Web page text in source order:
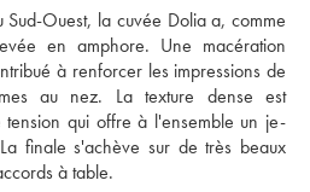
Ouest, la cuvée Dolia a, comme
en amphore. Une macération
à renforcer les impressions de
au nez. La texture dense est
qui offre à l'ensemble un je-
finale s'achève sur de très beaux
à table.